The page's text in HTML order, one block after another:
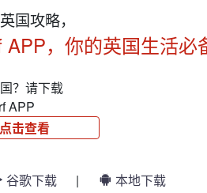
国攻略，
APP，你的英国生活必
？请下载
APP
点击查看
谷歌下载 | 本地下载